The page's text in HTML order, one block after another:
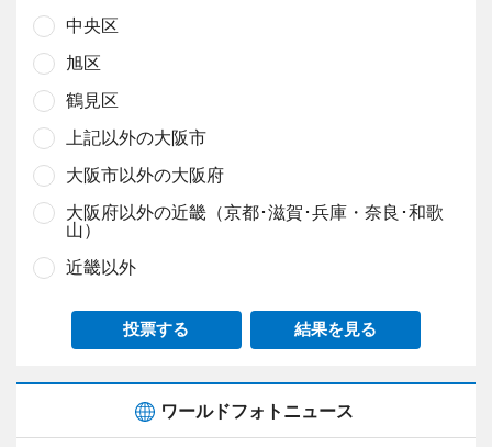
中央区
旭区
鶴見区
上記以外の大阪市
大阪市以外の大阪府
大阪府以外の近畿（京都･滋賀･兵庫・奈良･和歌
山）
近畿以外
投票する 結果を見る
ワールドフォトニュース